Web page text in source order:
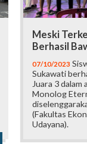
Meski
Berhasil
07/10/2023
Sukawati
Juara 3 dalam
Monolog
(Fakultas
Udayana).